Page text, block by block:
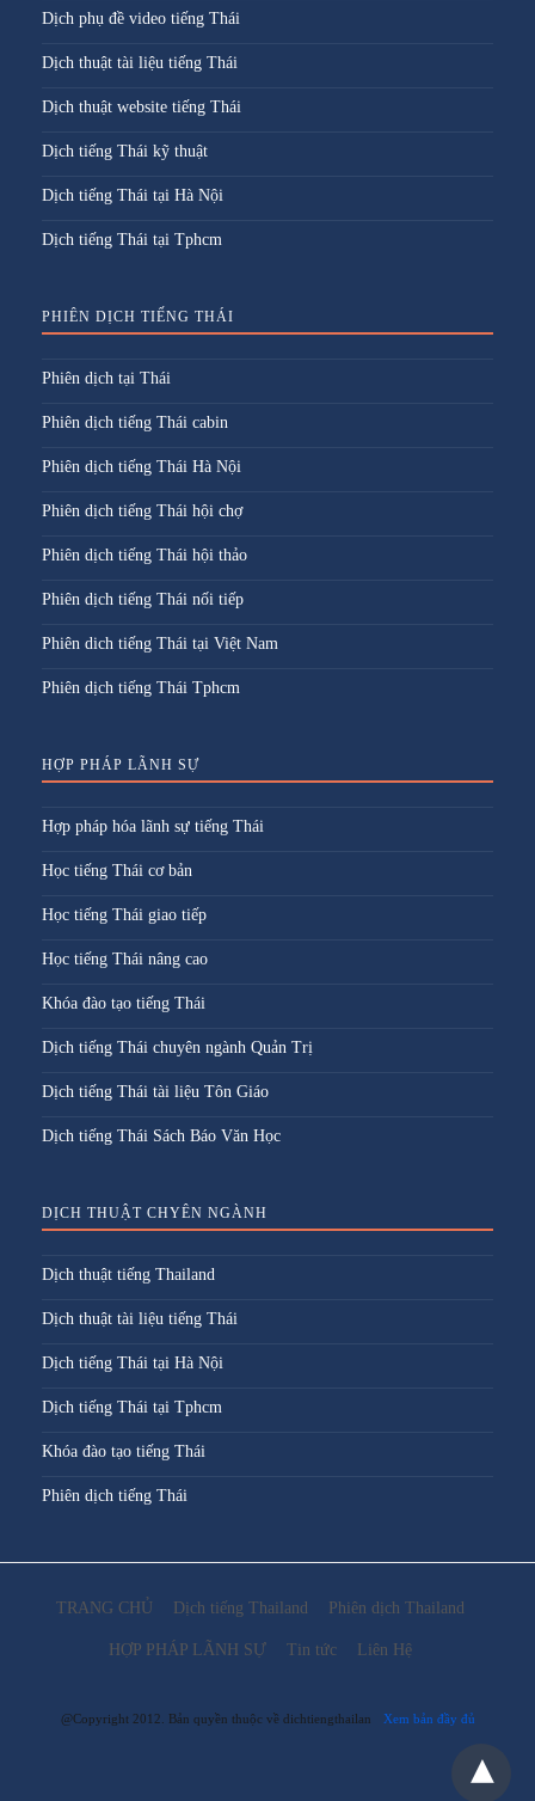
Dịch phụ đề video tiếng Thái
Dịch thuật tài liệu tiếng Thái
Dịch thuật website tiếng Thái
Dịch tiếng Thái kỹ thuật
Dịch tiếng Thái tại Hà Nội
Dịch tiếng Thái tại Tphcm
PHIÊN DỊCH TIẾNG THÁI
Phiên dịch tại Thái
Phiên dịch tiếng Thái cabin
Phiên dịch tiếng Thái Hà Nội
Phiên dịch tiếng Thái hội chợ
Phiên dịch tiếng Thái hội thảo
Phiên dịch tiếng Thái nối tiếp
Phiên dich tiếng Thái tại Việt Nam
Phiên dịch tiếng Thái Tphcm
HỢP PHÁP LÃNH SỰ
Hợp pháp hóa lãnh sự tiếng Thái
Học tiếng Thái cơ bản
Học tiếng Thái giao tiếp
Học tiếng Thái nâng cao
Khóa đào tạo tiếng Thái
Dịch tiếng Thái chuyên ngành Quản Trị
Dịch tiếng Thái tài liệu Tôn Giáo
Dịch tiếng Thái Sách Báo Văn Học
DỊCH THUẬT CHYÊN NGÀNH
Dịch thuật tiếng Thailand
Dịch thuật tài liệu tiếng Thái
Dịch tiếng Thái tại Hà Nội
Dịch tiếng Thái tại Tphcm
Khóa đào tạo tiếng Thái
Phiên dịch tiếng Thái
TRANG CHỦ Dịch tiếng Thailand Phiên dịch Thailand
HỢP PHÁP LÃNH SỰ Tin tức Liên Hệ
@Copyright 2012. Bản quyền thuộc về dichtiengthailan Xem bản đầy đủ